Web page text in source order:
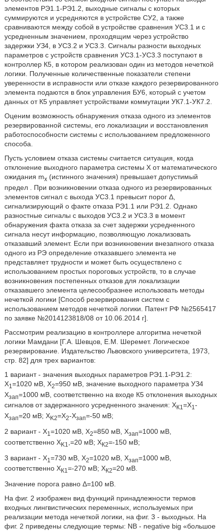
элементов РЭ1.1-РЭ1.2, выходные сигналы с которых
суммируются и усредняются в устройстве СУ2, а также
сравниваются между собой в устройстве сравнения УС3.1 и с
усредненным значением, проходящим через устройство
задержки УЗ4, в УС3.2 и УС3.3. Сигналы разности выходных
параметров с устройств сравнения УС3.1-УС3.3 поступают в
контроллер К5, в котором реализован один из методов нечеткой
логики. Полученные количественные показатели степени
уверенности в исправности или отказе каждого резервированного
элемента подаются в блок управления БУ6, который с учетом
данных от К5 управляет устройствами коммутации УК7.1-УК7.2.
Оценим возможность обнаружения отказа одного из элементов
резервированной системы, его локализации и восстановления
работоспособности системы с использованием предложенного
способа.
Пусть условием отказа системы считается ситуация, когда
отклонение выходного параметра системы X от математического
ожидания mх(истинного значения) превышает допустимый
предел
. При возникновении отказа одного из резервированных
элементов сигнал с выхода УС3.1 превысит порог Δ,
сигнализирующий о факте отказа РЭ1.1 или РЭ1.2. Однако
разностные сигналы с выходов УС3.2 и УС3.3 в момент
обнаружения факта отказа за счет задержки усредненного
сигнала несут информацию, позволяющую локализовать
отказавший элемент. Если при возникновении внезапного отказа
одного из РЭ определение отказавшего элемента не
представляет трудности и может быть осуществлено с
использованием простых пороговых устройств, то в случае
возникновения постепенных отказов для локализации
отказавшего элемента целесообразнее использовать методы
нечеткой логики [Способ резервирования систем с
использованием методов нечеткой логики. Патент РФ №2565417
по заявке №2014123818/08 от 10.06.2014 г].
Рассмотрим реализацию в контроллере алгоритма нечеткой
логики Мамдани [Г.А. Шевцов, Е.М. Шеремет. Логическое
резервирование. Издательство Львовского университета, 1973,
стр. 82] для трех вариантов:
1 вариант - значения выходных параметров РЭ1.1-РЭ1.2:
Х1 =1020 мВ, Х2=950 мВ, значение выходного параметра УЗ4
Хзап=1000 мВ, соответственно на входе К5 отклонения выходных
сигналов от задержанного усредненного значения: ХК1 =Х1 -
Хзап=20 мВ; ХK2=Х2-Хзап=-50 мВ;
2 вариант - Х1 =1020 мВ, Х2=850 мВ, Хзап=1000 мВ,
соответственно ХK1 ,=20 мВ; ХК2=-150 мВ;
3 вариант - Х1 =730 мВ, Х2=1020 мВ, Хзап=1000 мВ,
соответственно ХК1 =-270 мВ; ХК2=20 мВ.
Значение порога равно Δ=100 мВ.
На фиг. 2 изображен вид функций принадлежности термов
входных лингвистических переменных, используемых при
реализации метода нечеткой логики, на фиг. 3 - выходных. На
фиг. 2 приведены следующие термы: NB - negative big «большое